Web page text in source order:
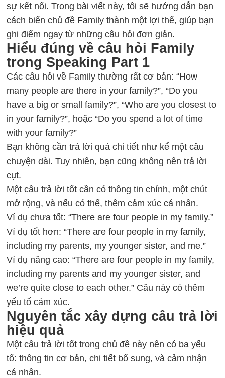
sự kết nối. Trong bài viết này, tôi sẽ hướng dẫn bạn
cách biến chủ đề Family thành một lợi thế, giúp bạn
ghi điểm ngay từ những câu hỏi đơn giản.
Hiểu đúng về câu hỏi Family
trong Speaking Part 1
Các câu hỏi về Family thường rất cơ bản: “How
many people are there in your family?”, “Do you
have a big or small family?”, “Who are you closest to
in your family?”, hoặc “Do you spend a lot of time
with your family?”
Bạn không cần trả lời quá chi tiết như kể một câu
chuyện dài. Tuy nhiên, bạn cũng không nên trả lời
cụt.
Một câu trả lời tốt cần có thông tin chính, một chút
mở rộng, và nếu có thể, thêm cảm xúc cá nhân.
Ví dụ chưa tốt: “There are four people in my family.”
Ví dụ tốt hơn: “There are four people in my family,
including my parents, my younger sister, and me.”
Ví dụ nâng cao: “There are four people in my family,
including my parents and my younger sister, and
we’re quite close to each other.” Câu này có thêm
yếu tố cảm xúc.
Nguyên tắc xây dựng câu trả lời
hiệu quả
Một câu trả lời tốt trong chủ đề này nên có ba yếu
tố: thông tin cơ bản, chi tiết bổ sung, và cảm nhận
cá nhân.